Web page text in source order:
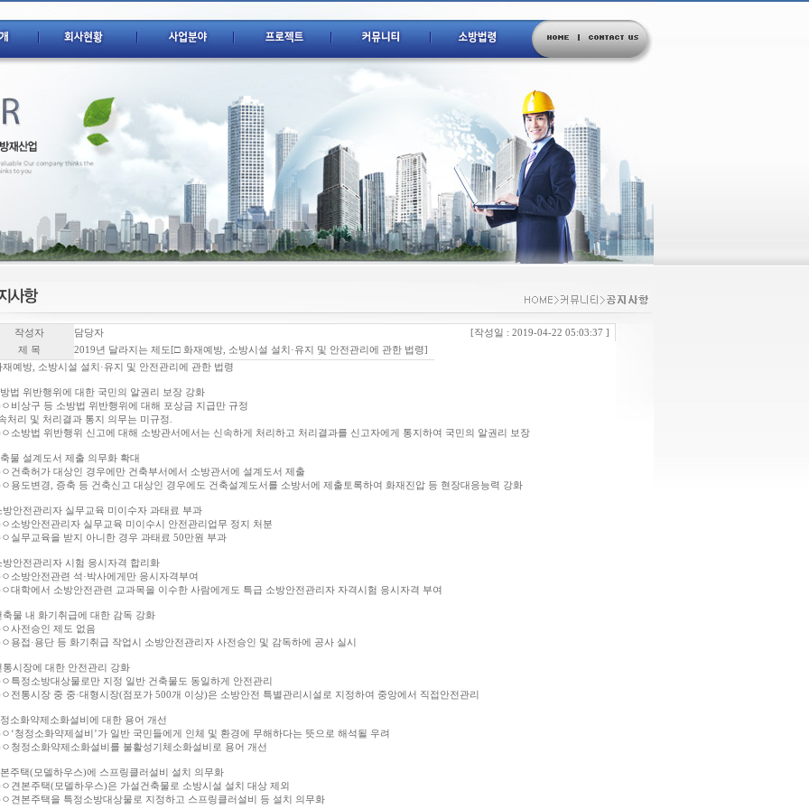
작성자 담당자
[작성일 : 2019-04-22 05:03:37 ]
제 목
2019년 달라지는 제도[□ 화재예방, 소방시설 설치·유지 및 안전관리에 관한 법령]
재예방, 소방시설 설치·유지 및 안전관리에 관한 법령
법 위반행위에 대한 국민의 알권리 보장 강화
비상구 등 소방법 위반행위에 대해 포상금 지급만 규정
처리 및 처리결과 통지 의무는 미규정.
소방법 위반행위 신고에 대해 소방관서에서는 신속하게 처리하고 처리결과를 신고자에게 통지하여 국민의 알권리 보장
물 설계도서 제출 의무화 확대
건축허가 대상인 경우에만 건축부서에서 소방관서에 설계도서 제출
용도변경, 증축 등 건축신고 대상인 경우에도 건축설계도서를 소방서에 제출토록하여 화재진압 등 현장대응능력 강화
방안전관리자 실무교육 미이수자 과태료 부과
소방안전관리자 실무교육 미이수시 안전관리업무 정지 처분
실무교육을 받지 아니한 경우 과태료 50만원 부과
방안전관리자 시험 응시자격 합리화
소방안전관련 석·박사에게만 응시자격부여
대학에서 소방안전관련 교과목을 이수한 사람에게도 특급 소방안전관리자 자격시험 응시자격 부여
축물 내 화기취급에 대한 감독 강화
사전승인 제도 없음
용접·용단 등 화기취급 작업시 소방안전관리자 사전승인 및 감독하에 공사 실시
통시장에 대한 안전관리 강화
특정소방대상물로만 지정 일반 건축물도 동일하게 안전관리
전통시장 중 중·대형시장(점포가 500개 이상)은 소방안전 특별관리시설로 지정하여 중앙에서 직접안전관리
소화약제소화설비에 대한 용어 개선
‘청정소화약제설비’가 일반 국민들에게 인체 및 환경에 무해하다는 뜻으로 해석될 우려
청정소화약제소화설비를 불활성기체소화설비로 용어 개선
주택(모델하우스)에 스프링클러설비 설치 의무화
견본주택(모델하우스)은 가설건축물로 소방시설 설치 대상 제외
견본주택을 특정소방대상물로 지정하고 스프링클러설비 등 설치 의무화